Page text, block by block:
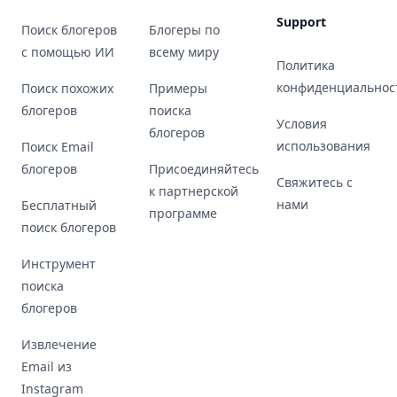
Поиск блогеров
с помощью ИИ
Поиск похожих
блогеров
Поиск Email
блогеров
Бесплатный
поиск блогеров
Инструмент
поиска
блогеров
Извлечение
Email из
Instagram
Блогеры по
всему миру
Примеры
поиска
блогеров
Присоединяйтесь
к партнерской
программе
Support
Политика
Условия
использования
Свяжитесь с
нами